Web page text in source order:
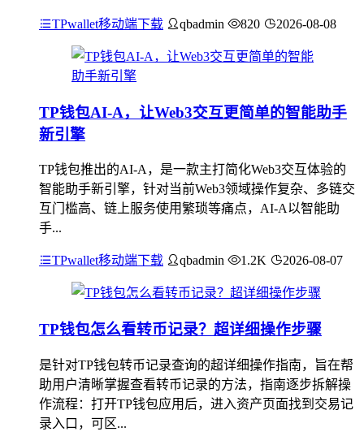
TPwallet移动端下载 qbadmin 820 2026-08-08
TP钱包AI-A，让Web3交互更简单的智能助手
新引擎
TP钱包推出的AI-A，是一款主打简化Web3交互体验的
智能助手新引擎，针对当前Web3领域操作复杂、多链交
互门槛高、链上服务使用繁琐等痛点，AI-A以智能助
手...
TPwallet移动端下载 qbadmin 1.2K 2026-08-07
TP钱包怎么看转币记录？超详细操作步骤
是针对TP钱包转币记录查询的超详细操作指南，旨在帮
助用户清晰掌握查看转币记录的方法，指南逐步拆解操
作流程：打开TP钱包应用后，进入资产页面找到交易记
录入口，可区...